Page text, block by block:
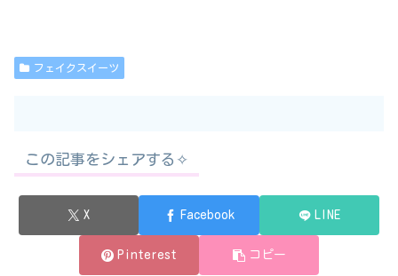
フェイクスイーツ
この記事をシェアする✧︎
X Facebook LINE
Pinterest コピー